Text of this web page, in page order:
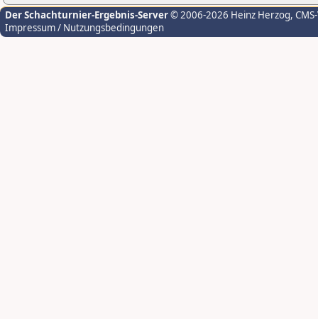
Der Schachturnier-Ergebnis-Server© 2006-2026 Heinz Herzog,
Impressum / Nutzungsbedingungen